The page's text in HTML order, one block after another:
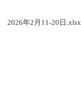
2026年2月11-20日.xlsx